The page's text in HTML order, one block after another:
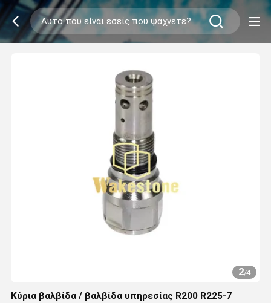
2/4
Κύρια βαλβίδα / βαλβίδα υπηρεσίας R200 R225-7